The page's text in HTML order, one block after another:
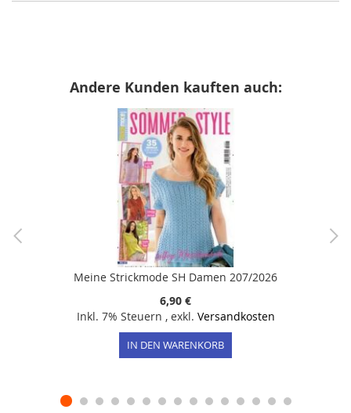
Andere Kunden kauften auch:
Meine Strickmode SH Damen 207/2026
6,90 €
Inkl. 7% Steuern , exkl. Versandkosten
IN DEN WARENKORB